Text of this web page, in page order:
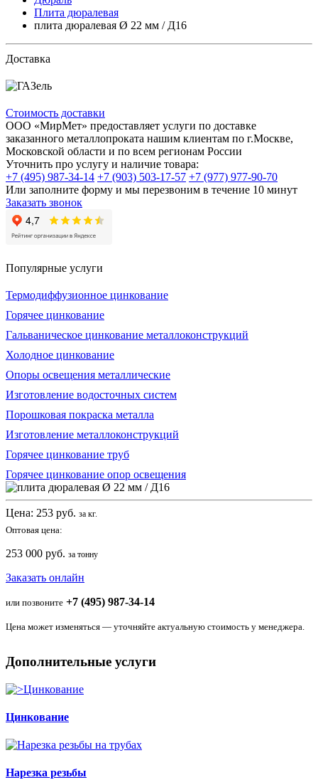
Плита дюралевая
плита дюралевая Ø 22 мм / Д16
Доставка
Стоимость доставки
ООО «МирМет» предоставляет услуги по доставке
заказанного металлопроката нашим клиентам по г.Москве,
Московской области и по всем регионам России
Уточнить про услугу и наличие товара:
+7 (495) 987-34-14 +7 (903) 503-17-57 +7 (977) 977-90-70
Или заполните форму и мы перезвоним в течение 10 минут
Заказать звонок
Популярные услуги
Термодиффузионное цинкование
Горячее цинкование
Гальваническое цинкование металлоконструкций
Холодное цинкование
Опоры освещения металлические
Изготовление водосточных систем
Порошковая покраска металла
Изготовление металлоконструкций
Горячее цинкование труб
Горячее цинкование опор освещения
Цена: 253 руб. за кг.
Оптовая цена:
253 000 руб. за тонну
Заказать онлайн
или позвоните +7 (495) 987-34-14
Цена может изменяться — уточняйте актуальную стоимость у менеджера.
Дополнительные услуги
Цинкование
Нарезка резьбы